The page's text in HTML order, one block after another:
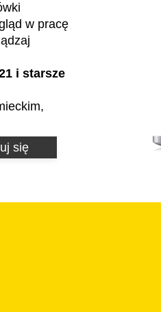
w pracę
i starsze
się